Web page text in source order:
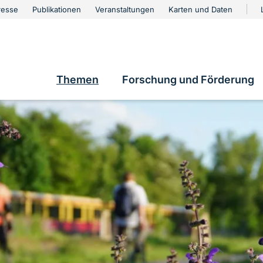
Publikationen Veranstaltungen Karten und Daten
Hauptnavigation
Themen Forschung und Förderung